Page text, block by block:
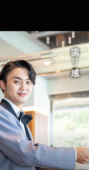
疲労感より達成感